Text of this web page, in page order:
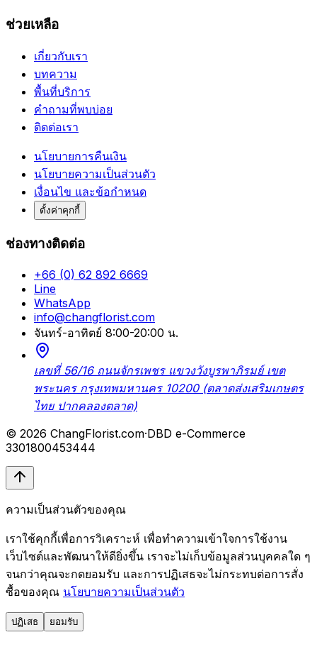
ช่วยเหลือ
เกี่ยวกับเรา
บทความ
พื้นที่บริการ
คำถามที่พบบ่อย
ติดต่อเรา
นโยบายการคืนเงิน
นโยบายความเป็นส่วนตัว
เงื่อนไข และข้อกำหนด
ตั้งค่าคุกกี้
ช่องทางติดต่อ
+66 (0) 62 892 6669
Line
WhatsApp
info@changflorist.com
จันทร์-อาทิตย์ 8:00-20:00 น.
เลขที่ 56/16 ถนนจักรเพชร แขวงวังบูรพาภิรมย์ เขต
พระนคร กรุงเทพมหานคร 10200 (ตลาดส่งเสริมเกษตร
ไทย ปากคลองตลาด)
© 2026 ChangFlorist.com·DBD e-Commerce
3301800453444
ความเป็นส่วนตัวของคุณ
เราใช้คุกกี้เพื่อการวิเคราะห์ เพื่อทำความเข้าใจการใช้งาน
เว็บไซต์และพัฒนาให้ดียิ่งขึ้น เราจะไม่เก็บข้อมูลส่วนบุคคลใด ๆ
จนกว่าคุณจะกดยอมรับ และการปฏิเสธจะไม่กระทบต่อการสั่ง
ซื้อของคุณ นโยบายความเป็นส่วนตัว
ปฏิเสธ ยอมรับ